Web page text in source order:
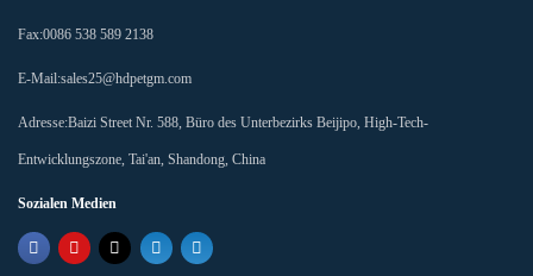
Fax:0086 538 589 2138
E-Mail:sales25@hdpetgm.com
Adresse:Baizi Street Nr. 588, Büro des Unterbezirks Beijipo, High-Tech-
Entwicklungszone, Tai'an, Shandong, China
Sozialen Medien